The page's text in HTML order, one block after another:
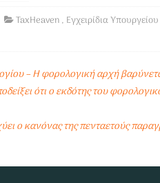
TaxHeaven, Εγχειρίδια Υπουργείου
– Η φορολογική αρχή
ότι ο εκδότης του
ο κανόνας της πενταετούς